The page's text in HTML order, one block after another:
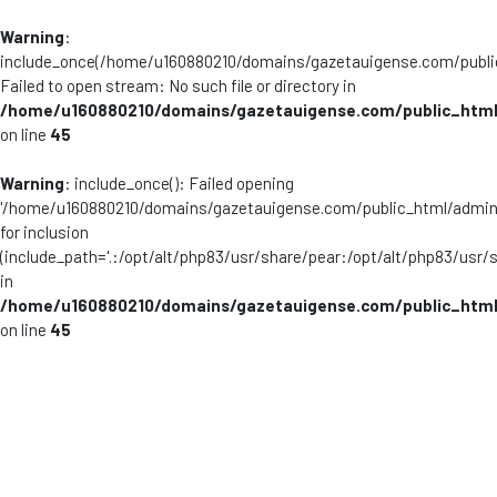
Warning:
include_once(/home/u160880210/domains/gazetauigense.com/
Failed to open stream: No such file or directory in
/home/u160880210/domains/gazetauigense.com/
on line 45
Warning: include_once(): Failed opening
'/home/u160880210/domains/gazetauigense.com/public_html/
for inclusion
(include_path='.:/opt/alt/php83/usr/share/pear:/opt/alt/php83/
in
/home/u160880210/domains/gazetauigense.com/
on line 45